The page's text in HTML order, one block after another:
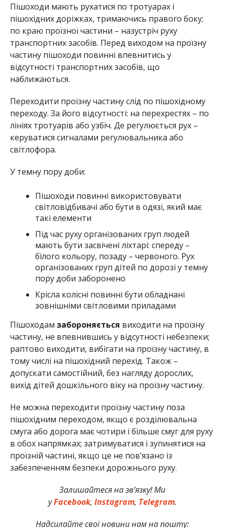
Пішоходи мають рухатися по тротуарах і
пішохідних доріжках, тримаючись правого боку;
по краю проїзної частини – назустріч руху
транспортних засобів. Перед виходом на проїзну
частину пішоходи повинні впевнитись у
відсутності транспортних засобів, що
наближаються.
Переходити проїзну частину слід по пішохідному
переходу. За його відсутності: на перехрестях – по
лініях тротуарів або узбіч. Де регулюється рух –
керуватися сигналами регулювальника або
світлофора.
У темну пору доби:
Пішоходи повинні використовувати
світловідбивачі або бути в одязі, який має
такі елементи
Під час руху організованих груп людей
мають бути засвічені ліхтарі: спереду –
білого кольору, позаду – червоного. Рух
організованих груп дітей по дорозі у темну
пору доби заборонено
Крісла колісні повинні бути обладнані
зовнішніми світловими приладами
Пішоходам забороняється виходити на проїзну
частину, не впевнившись у відсутності небезпеки;
раптово виходити, вибігати на проїзну частину, в
тому числі на пішохідний перехід. Також –
допускати самостійний, без нагляду дорослих,
вихід дітей дошкільного віку на проїзну частину.
Не можна переходити проїзну частину поза
пішохідним переходом, якщо є розділювальна
смуга або дорога має чотири і більше смуг для руху
в обох напрямках; затримуватися і зупинятися на
проїзній частині, якщо це не пов’язано із
забезпеченням безпеки дорожнього руху.
Залишайтеся на зв’язку! Ми
уFacebook, Instagram, Telegram.
Надсилайте свої новини нам на пошту: